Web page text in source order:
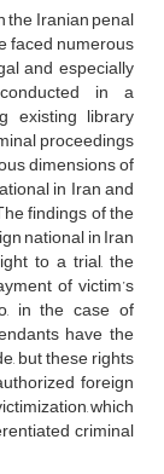
the Iranian penal
faced numerous
and especially
in a
existing library
proceedings
dimensions of
in Iran and
findings of the
national in Iran
to a trial, the
of victim’s
in the case of
have the
but these rights
foreign
which
criminal